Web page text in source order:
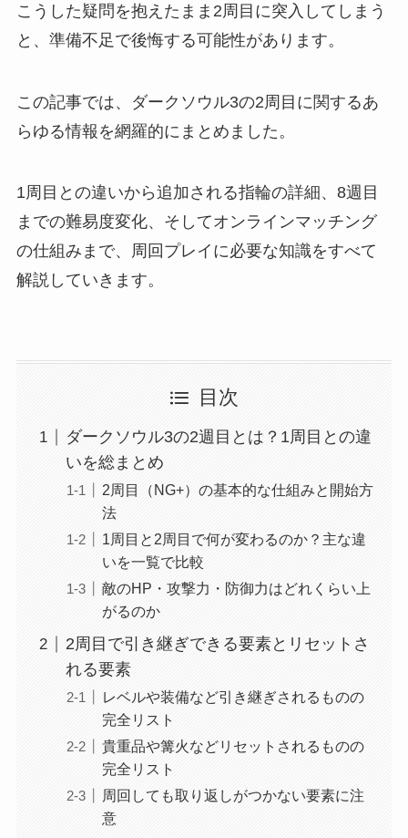
こうした疑問を抱えたまま2周目に突入してしまう
と、準備不足で後悔する可能性があります。
この記事では、ダークソウル3の2周目に関するあ
らゆる情報を網羅的にまとめました。
1周目との違いから追加される指輪の詳細、8週目
までの難易度変化、そしてオンラインマッチング
の仕組みまで、周回プレイに必要な知識をすべて
解説していきます。
目次
ダークソウル3の2週目とは？1周目との違
いを総まとめ
2周目（NG+）の基本的な仕組みと開始方
法
1周目と2周目で何が変わるのか？主な違
いを一覧で比較
敵のHP・攻撃力・防御力はどれくらい上
がるのか
2周目で引き継ぎできる要素とリセットさ
れる要素
レベルや装備など引き継ぎされるものの
完全リスト
貴重品や篝火などリセットされるものの
完全リスト
周回しても取り返しがつかない要素に注
意